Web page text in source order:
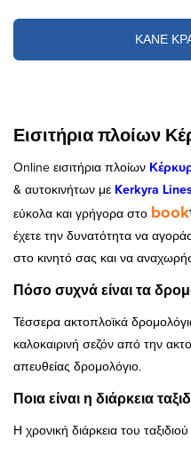
ΚΑΝΕ
Εισιτήρια πλοίων
Online εισιτήρια πλοίων
& αυτοκινήτων με Kerkyra
εύκολα και γρήγορα στο book
έχετε την δυνατότητα να
στο κινητό σας και να
Πόσο συχνά είναι τα
Τέσσερα ακτοπλοϊκά
καλοκαιρινή σεζόν από την
απευθείας δρομολόγιο.
Ποια είναι η διάρκεια
Η χρονική διάρκεια του